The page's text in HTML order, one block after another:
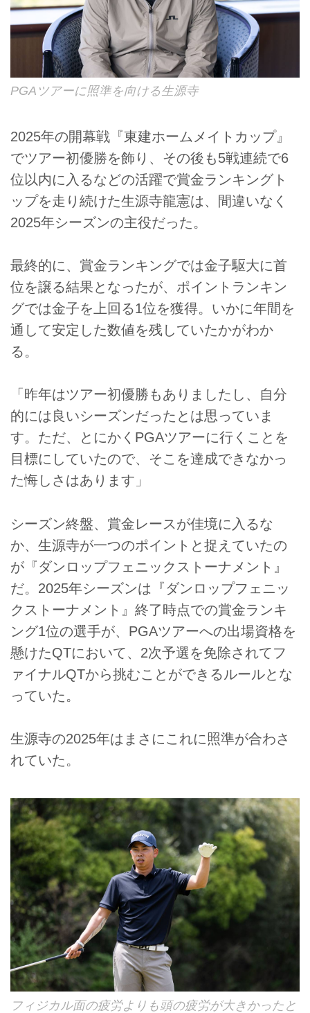
PGAツアーに照準を向ける生源寺
2025年の開幕戦『東建ホームメイトカップ』
でツアー初優勝を飾り、その後も5戦連続で6
位以内に入るなどの活躍で賞金ランキングト
ップを走り続けた生源寺龍憲は、間違いなく
2025年シーズンの主役だった。
最終的に、賞金ランキングでは金子駆大に首
位を譲る結果となったが、ポイントランキン
グでは金子を上回る1位を獲得。いかに年間を
通して安定した数値を残していたかがわか
る。
「昨年はツアー初優勝もありましたし、自分
的には良いシーズンだったとは思っていま
す。ただ、とにかくPGAツアーに行くことを
目標にしていたので、そこを達成できなかっ
た悔しさはあります」
シーズン終盤、賞金レースが佳境に入るな
か、生源寺が一つのポイントと捉えていたの
が『ダンロップフェニックストーナメント』
だ。2025年シーズンは『ダンロップフェニッ
クストーナメント』終了時点での賞金ランキ
ング1位の選手が、PGAツアーへの出場資格を
懸けたQTにおいて、2次予選を免除されてフ
ァイナルQTから挑むことができるルールとな
っていた。
生源寺の2025年はまさにこれに照準が合わさ
れていた。
フィジカル面の疲労よりも頭の疲労が大きかったと